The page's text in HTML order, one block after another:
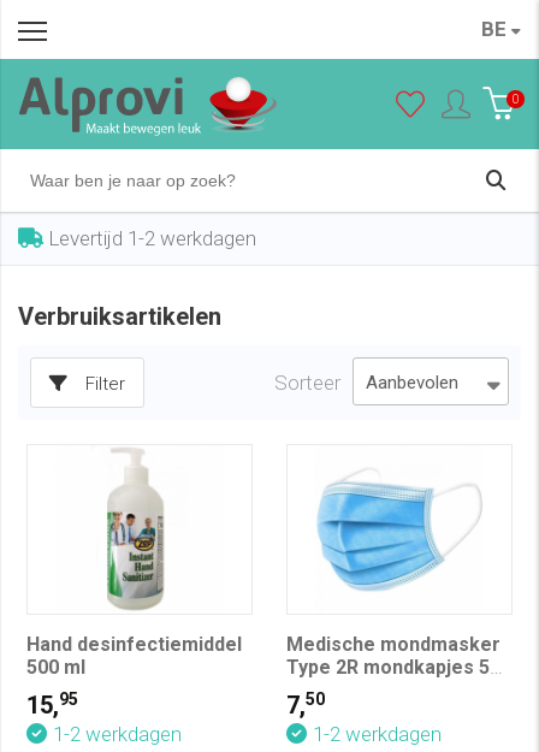
BE
0
Levertijd 1-2 werkdagen
Verbruiksartikelen
Filter Sorteer
Hand desinfectiemiddel
500 ml
15,95
1-2 werkdagen
Medische mondmasker
Type 2R mondkapjes 50
7,50
1-2 werkdagen